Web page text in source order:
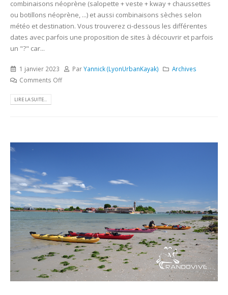
combinaisons néoprène (salopette + veste + kway + chaussettes
ou botillons néoprène, ...) et aussi combinaisons sèches selon
météo et destination. Vous trouverez ci-dessous les différentes
dates avec parfois une proposition de sites à découvrir et parfois
un "?" car...
1 janvier 2023 ParYannick (LyonUrbanKayak)
Archives
Comments Off
LIRE LA SUITE...